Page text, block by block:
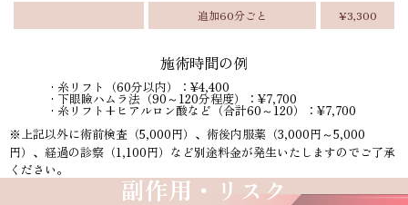
追加60分ごと ¥3,300
施術時間の例
糸リフト（60分以内）：¥4,400
下眼瞼ハムラ法（90～120分程度）：¥7,700
糸リフト+ヒアルロン酸など（合計60～120）：¥7,700
※上記以外に術前検査（5,000円）、術後内服薬（3,000円～5,000
円）、経過の診察（1,100円） など別途料金が発生いたしますのでご了承
ください。
副作用・リスク